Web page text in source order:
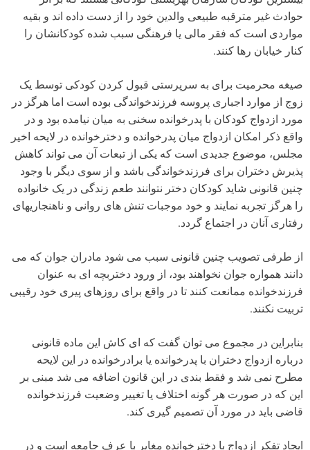
حوادث غیر مترقبه طبیعی والدین خود را از دست داده اند و بقیه
مواردی است که فقر مالی یا فرهنگی سبب شده کودکانشان را
کنار خیابان رها کنند.
صیغه محرمیت برای به سرپرستی قبول کردن کودکی توسط یک
زوج از موارد اجباری پروسه فرزندخواندگی بوده است اما هرگز در
مورد ازدواج کودکان با پدرخوانده سخنی به میان نیامده بود و در
واقع ذکر امکان ازدواج میان پدرخوانده و دخترخوانده در لایحه اخیر
مجلس، موضوع جدیدی است که یکی از تبعات آن می تواند کاهش
پذیرش دختران برای فرزندخواندگی باشد و از سوی دیگر با وجود
چنین قانونی شاید کودکان دختر نتوانند طعم زندگی در یک خانواده
را هرگز تجربه نمایند و خود موجبات تنش های روانی و ناهنجاریهای
رفتاری آنان در اجتماع گردد.
از طرفی تصویب چنین قانونی سبب می شود مادران جوان که می
دانند همواره جوان نخواهند بود، از ورود دختربچه ای به عنوان
فرزندخوانده ممانعت کنند تا در واقع برای روزهای پیری خود رقیبی
تربیت نکنند.
بنابراین در مجموع می توان گفت که ای کاش این ماده قانونی
درباره ازدواج دختران با پدرخوانده یا برادرخوانده در این لایحه
مطرح نمی شد و فقط بندی در این قانون اضافه می شد مبنی بر
این که در صورت هر گونه اختلاف یا تغییر وضعیت فرزندخوانده
قاضی باید در مورد آن تصمیم گیری کند.
ایجاد تفکر ازدواج با دخترخوانده مغایر با عرف جامعه است و در